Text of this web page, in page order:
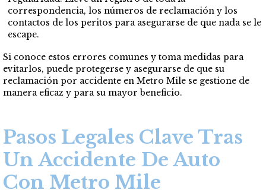
correspondencia, los números de reclamación y los
contactos de los peritos para asegurarse de que nada se le
escape.
Si conoce estos errores comunes y toma medidas para
evitarlos, puede protegerse y asegurarse de que su
reclamación por accidente en Metro Mile se gestione de
manera eficaz y para su mayor beneficio.
Pasos Legales Clave Tras
Un Accidente De Auto
Con Metro Mile